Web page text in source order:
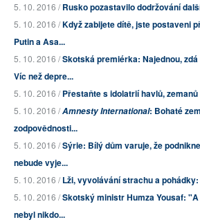
5. 10. 2016 /Rusko pozastavilo dodržování
5. 10. 2016 /Když zabijete dítě, jste postaveni
Putin a Asa...
5. 10. 2016 /Skotská premiérka: Najednou, zdá
Víc než depre...
5. 10. 2016 /Přestaňte s idolatrií havlů,
5. 10. 2016 /Amnesty International: Bohaté
zodpovědnosti...
5. 10. 2016 /Sýrie: Bílý dům varuje, že
nebude vyje...
5. 10. 2016 /Lži, vyvolávání strachu a
5. 10. 2016 /Skotský ministr Humza Yousaf:
nebyl nikdo...